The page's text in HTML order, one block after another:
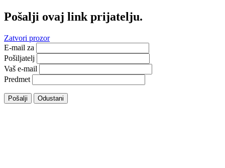
Pošalji ovaj link prijatelju.
Zatvori prozor
E-mail za
Pošiljatelj
Vaš e-mail
Predmet
Pošalji Odustani